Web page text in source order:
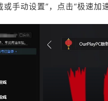
或手动设置”，点击“极速加